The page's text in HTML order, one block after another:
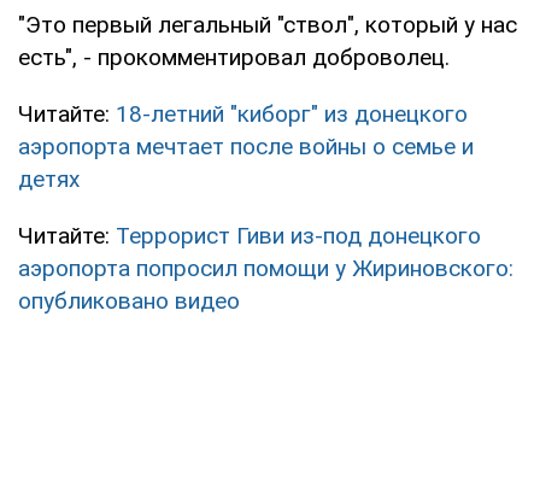
"Это первый легальный "ствол", который у нас
есть", - прокомментировал доброволец.
Читайте: 18-летний "киборг" из донецкого
аэропорта мечтает после войны о семье и
детях
Читайте: Террорист Гиви из-под донецкого
аэропорта попросил помощи у Жириновского:
опубликовано видео